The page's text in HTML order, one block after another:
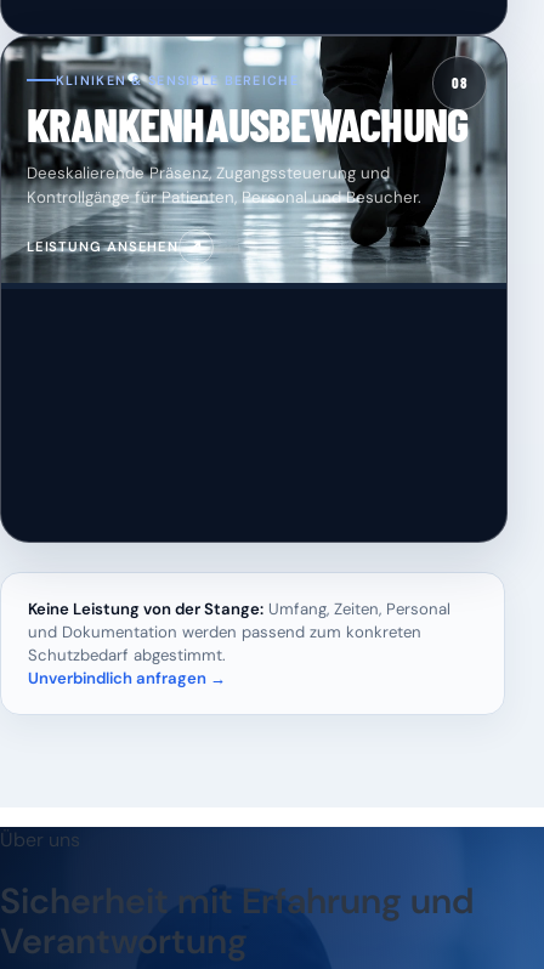
08
KLINIKEN & SENSIBLE BEREICHE
KRANKENHAUSBEWACHUNG
Deeskalierende Präsenz, Zugangssteuerung und
Kontrollgänge für Patienten, Personal und Besucher.
LEISTUNG ANSEHEN ↗
Keine Leistung von der Stange: Umfang, Zeiten, Personal
und Dokumentation werden passend zum konkreten
Schutzbedarf abgestimmt.
Unverbindlich anfragen →
Über uns
Sicherheit mit Erfahrung und
Verantwortung